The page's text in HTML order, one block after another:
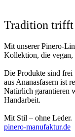
Tradition trifft
Mit unserer Pinero-
Kollektion, die
Die Produkte sind frei
aus Ananasfasern ist
Natürlich garantieren
Handarbeit.
Mit Stil – ohne Leder.
pinero-manufaktur.de